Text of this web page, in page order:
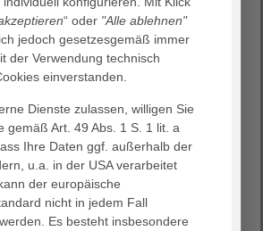
Leistungen.
ganzheitlich und aktivierend.
auch auf beste
vertrauen.
Fähigkeiten unserer
und Bewohner erhalten, ihre
fördern und ihnen viele
schöne Erlebnisse bieten. Unser
reicht von
über Singen, Tanzen, Malen,
Feste, kulturelle
bis zu Ausflügen.
“ oder "Alle ablehnen"
jedoch gesetzesgemäß immer
der Verwendung technisch
einverstanden.
Dienste zulassen, willigen Sie
gemäß Art. 49 Abs. 1 S. 1 lit. a
Ihre Daten ggf. außerhalb der
u.a. in der USA verarbeitet
der europäische
nicht in jedem Fall
Es besteht insbesondere